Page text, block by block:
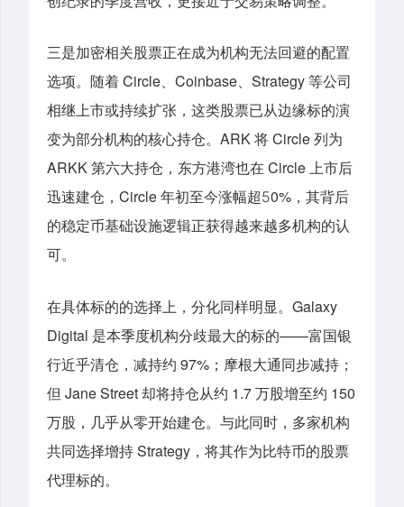
三是加密相关股票正在成为机构无法回避的配置
选项。 随着 Circle、Coinbase、Strategy 等公司
相继上市或持续扩张，这类股票已从边缘标的演
变为部分机构的核心持仓。ARK 将 Circle 列为
ARKK 第六大持仓，东方港湾也在 Circle 上市后
迅速建仓，Circle 年初至今涨幅超50%，其背后
的稳定币基础设施逻辑正获得越来越多机构的认
可。
在具体标的的选择上，分化同样明显。Galaxy
Digital 是本季度机构分歧最大的标的——富国银
行近乎清仓，减持约 97%；摩根大通同步减持；
但 Jane Street 却将持仓从约 1.7 万股增至约 150
万股，几乎从零开始建仓。与此同时，多家机构
共同选择增持 Strategy，将其作为比特币的股票
代理标的。